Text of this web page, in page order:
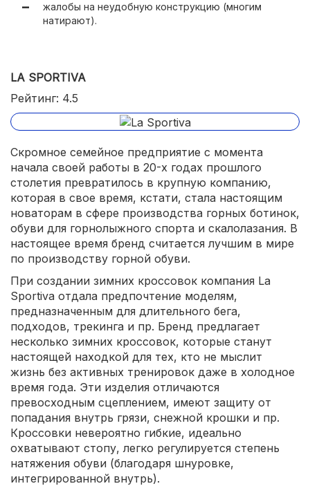
жалобы на неудобную конструкцию (многим
натирают).
LA SPORTIVA
Рейтинг: 4.5
Скромное семейное предприятие с момента
начала своей работы в 20-х годах прошлого
столетия превратилось в крупную компанию,
которая в свое время, кстати, стала настоящим
новаторам в сфере производства горных ботинок,
обуви для горнолыжного спорта и скалолазания. В
настоящее время бренд считается лучшим в мире
по производству горной обуви.
При создании зимних кроссовок компания La
Sportiva отдала предпочтение моделям,
предназначенным для длительного бега,
подходов, трекинга и пр. Бренд предлагает
несколько зимних кроссовок, которые станут
настоящей находкой для тех, кто не мыслит
жизнь без активных тренировок даже в холодное
время года. Эти изделия отличаются
превосходным сцеплением, имеют защиту от
попадания внутрь грязи, снежной крошки и пр.
Кроссовки невероятно гибкие, идеально
охватывают стопу, легко регулируется степень
натяжения обуви (благодаря шнуровке,
интегрированной внутрь).